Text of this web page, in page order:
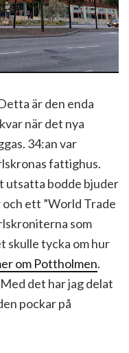
är den enda
när det nya
34:an var
fattighus.
utsatta bodde bjuder
ett ”World Trade
som
skulle tycka om hur
om Pottholmen.
det har jag delat
pockar på